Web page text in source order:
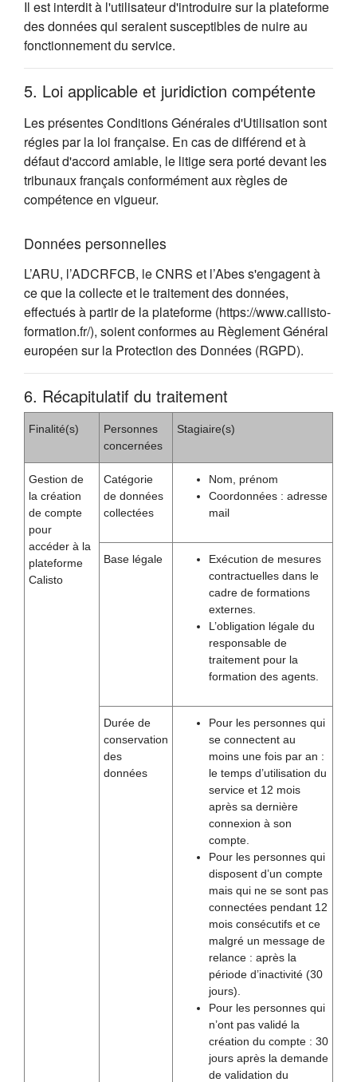
Il est interdit à l'utilisateur d'introduire sur la plateforme
des données qui seraient susceptibles de nuire au
fonctionnement du service.
5. Loi applicable et juridiction compétente
Les présentes Conditions Générales d'Utilisation sont
régies par la loi française. En cas de différend et à
défaut d'accord amiable, le litige sera porté devant les
tribunaux français conformément aux règles de
compétence en vigueur.
Données personnelles
L’ARU, l’ADCRFCB, le CNRS et l’Abes s'engagent à
ce que la collecte et le traitement des données,
effectués à partir de la plateforme (https://www.callisto-
formation.fr/), soient conformes au Règlement Général
européen sur la Protection des Données (RGPD).
6. Récapitulatif du traitement
Finalité(s)
Personnes
concernées
Stagiaire(s)
Gestion de
la création
de compte
pour
accéder à la
plateforme
Calisto
Catégorie
de données
collectées
Nom, prénom
Coordonnées : adresse
mail
Base légale
Exécution de mesures
contractuelles dans le
cadre de formations
externes.
L’obligation légale du
responsable de
traitement pour la
formation des agents.
Durée de
conservation
des
données
Pour les personnes qui
se connectent au
moins une fois par an :
le temps d’utilisation du
service et 12 mois
après sa dernière
connexion à son
compte.
Pour les personnes qui
disposent d’un compte
mais qui ne se sont pas
connectées pendant 12
mois consécutifs et ce
malgré un message de
relance : après la
période d’inactivité (30
jours).
Pour les personnes qui
n’ont pas validé la
création du compte : 30
jours après la demande
de validation du